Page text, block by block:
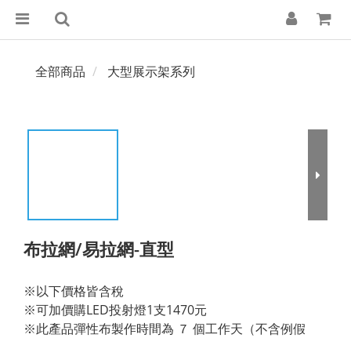
全部商品 大型展示架系列
布拉網/易拉網-直型
※以下價格皆含稅
※可加價購LED投射燈1支1470元
※此產品彈性布製作時間為 ７ 個工作天（不含例假